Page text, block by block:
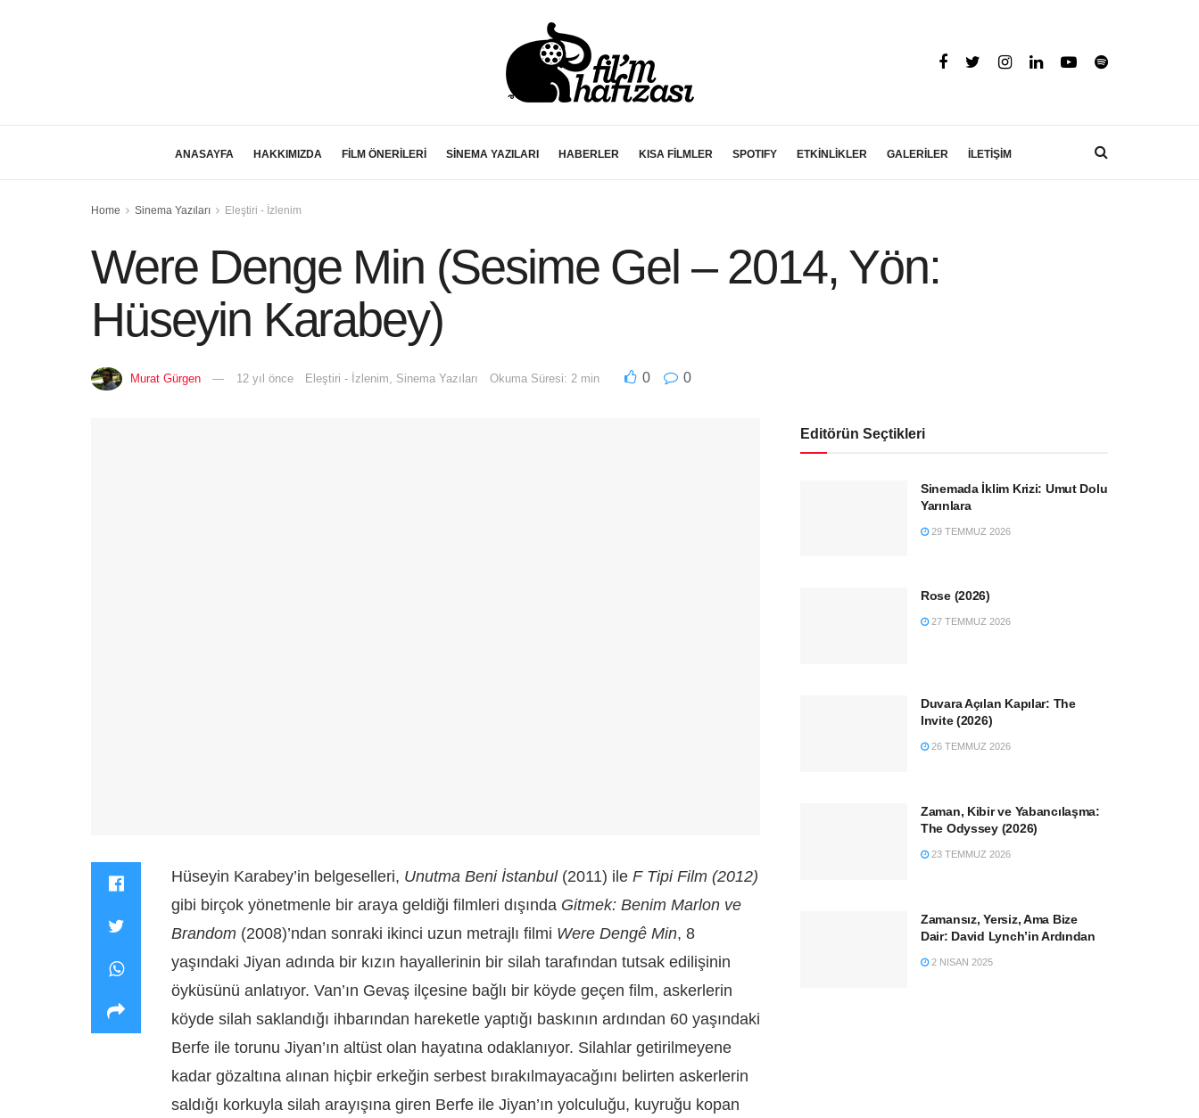
ANASAYFA HAKKIMIZDA FİLM ÖNERİLERİ SİNEMA YAZILARI HABERLER KISA FİLMLER SPOTIFY ETKİNLİKLER GALERİLER İLETİŞİM
Home Sinema Yazıları Eleştiri - İzlenim
Were Denge Min (Sesime Gel – 2014, Yön:
Hüseyin Karabey)
Murat Gürgen 12 yıl önce Eleştiri - İzlenim Sinema Yazıları Okuma Süresi: 2 min 0 0
Hüseyin Karabey’in belgeselleri, Unutma Beni İstanbul(2011) ile F Tipi Film (2012)
gibi birçok yönetmenle bir araya geldiği filmleri dışında Gitmek: Benim Marlon ve
Brandom (2008)’ndan sonraki ikinci uzun metrajlı filmi Were Dengê Min, 8
yaşındaki Jiyan adında bir kızın hayallerinin bir silah tarafından tutsak edilişinin
öyküsünü anlatıyor. Van’ın Gevaş ilçesine bağlı bir köyde geçen film, askerlerin
köyde silah saklandığı ihbarından hareketle yaptığı baskının ardından 60 yaşındaki
Berfe ile torunu Jiyan’ın altüst olan hayatına odaklanıyor. Silahlar getirilmeyene
kadar gözaltına alınan hiçbir erkeğin serbest bırakılmayacağını belirten askerlerin
saldığı korkuyla silah arayışına giren Berfe ile Jiyan’ın yolculuğu, kuyruğu kopan
Editörün Seçtikleri
Sinemada İklim Krizi: Umut Dolu
Yarınlara
29 TEMMUZ 2026
Rose (2026)
27 TEMMUZ 2026
Duvara Açılan Kapılar: The
Invite (2026)
26 TEMMUZ 2026
Zaman, Kibir ve Yabancılaşma:
The Odyssey (2026)
23 TEMMUZ 2026
Zamansız, Yersiz, Ama Bize
Dair: David Lynch’in Ardından
2 NISAN 2025